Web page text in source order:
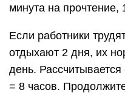
минута на прочтение,
Если работники
отдыхают 2 дня, их
день.
= 8 часов.